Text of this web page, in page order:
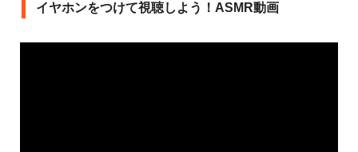
イヤホンをつけて視聴しよう！ASMR動画